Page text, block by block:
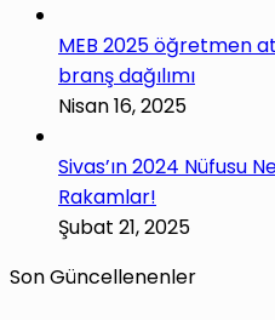
MEB 2025 öğretmen
branş dağılımı
Nisan 16, 2025
Sivas’ın 2024 Nüfusu
Rakamlar!
Şubat 21, 2025
Son Güncellenenler